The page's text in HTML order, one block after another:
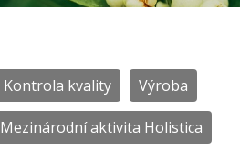
Kontrola kvality Výroba
Mezinárodní aktivita Holistica